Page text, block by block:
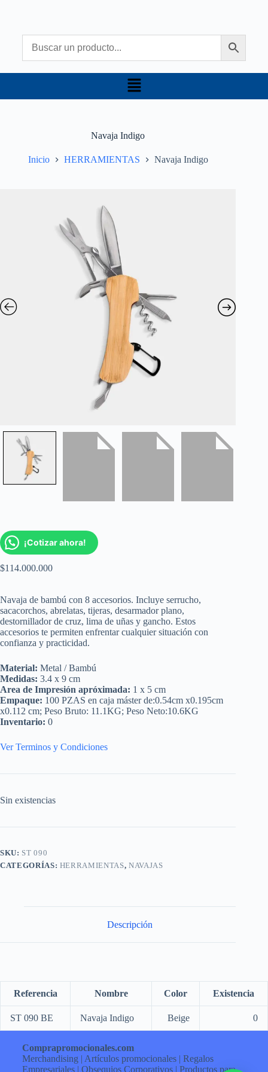
Navaja Indigo
Inicio HERRAMIENTAS Navaja Indigo
¡Cotizar ahora!
$114.000.000
Navaja de bambú con 8 accesorios. Incluye serrucho,
sacacorchos, abrelatas, tijeras, desarmador plano,
destornillador de cruz, lima de uñas y gancho. Estos
accesorios te permiten enfrentar cualquier situación con
confianza y practicidad.
Material: Metal / Bambú
Medidas: 3.4 x 9 cm
Area de Impresión apróximada: 1 x 5 cm
Empaque: 100 PZAS en caja máster de:0.54cm x0.195cm
x0.112 cm; Peso Bruto: 11.1KG; Peso Neto:10.6KG
Inventario: 0
Ver Terminos y Condiciones
Sin existencias
SKU: ST 090
CATEGORÍAS: HERRAMIENTAS, NAVAJAS
Descripción
Referencia Nombre Color Existencia
ST 090 BE Navaja Indigo Beige 0
Comprapromocionales.com
Merchandising | Artículos promocionales | Regalos
Empresariales | Obsequios Corporativos | Productos para